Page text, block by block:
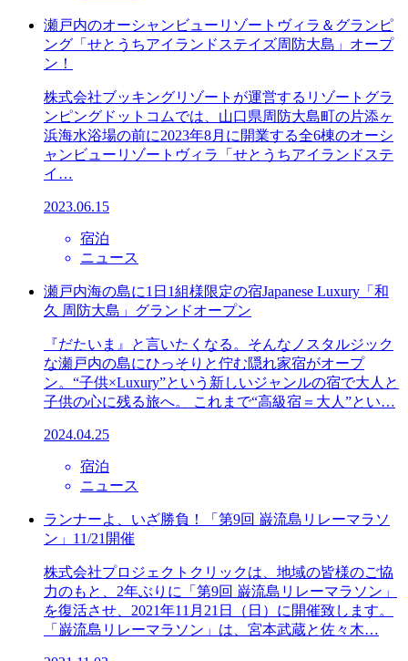
瀬戸内のオーシャンビューリゾートヴィラ＆グランピ
ング「せとうちアイランドステイズ周防大島」オープ
ン！
株式会社ブッキングリゾートが運営するリゾートグラ
ンピングドットコムでは、山口県周防大島町の片添ヶ
浜海水浴場の前に2023年8月に開業する全6棟のオーシ
ャンビューリゾートヴィラ「せとうちアイランドステ
イ…
2023.06.15
宿泊
ニュース
瀬戸内海の島に1日1組様限定の宿Japanese Luxury「和
久 周防大島」グランドオープン
『だたいま』と言いたくなる。そんなノスタルジック
な瀬戸内の島にひっそりと佇む隠れ家宿がオープ
ン。“子供×Luxury”という新しいジャンルの宿で大人と
子供の心に残る旅へ。 これまで“高級宿＝大人”とい…
2024.04.25
宿泊
ニュース
ランナーよ、いざ勝負！「第9回 巌流島リレーマラソ
ン」11/21開催
株式会社プロジェクトクリックは、地域の皆様のご協
力のもと、2年ぶりに「第9回 巌流島リレーマラソン」
を復活させ、2021年11月21日（日）に開催致します。
「巌流島リレーマラソン」は、宮本武蔵と佐々木…